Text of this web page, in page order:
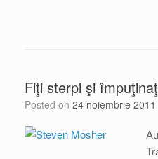
Fiţi sterpi şi
Posted on 24 noiembrie 2011